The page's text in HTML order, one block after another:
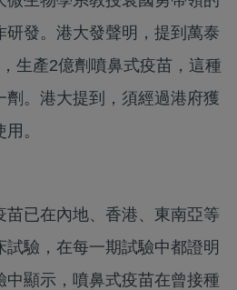
研發。港大發聲明，提到萬泰
生產2億劑噴鼻式疫苗，這種
劑。港大提到，須經過港府獲
。
苗已在內地、香港、東南亞等
驗，在每一期試驗中都證明
中顯示，噴鼻式疫苗在曾接種